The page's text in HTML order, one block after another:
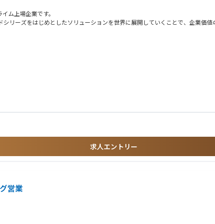
ム上場企業です。
リーズをはじめとしたソリューションを世界に展開していくことで、企業価値
があります
における大変さを経験されている方求人エントリー
営業